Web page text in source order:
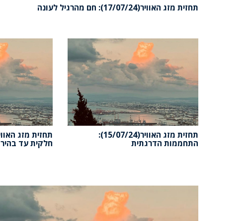
תחזית מזג האוויר(17/07/24): חם מהרגיל לעונה
תחזית מזג האוויר(15/07/24):
התחממות הדרגתית חלקית עד בהיר